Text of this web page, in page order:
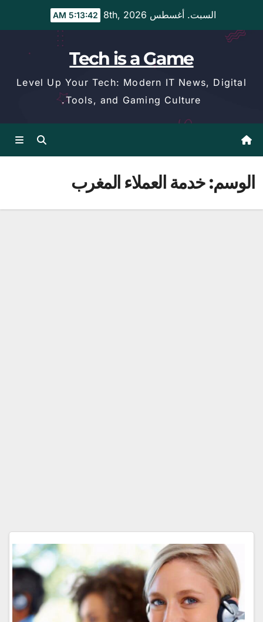
content
السبت. أغسطس 8th, 2026 5:13:43 AM
Tech is a Game
Level Up Your Tech: Modern IT News, Digital
Tools, and Gaming Culture.
الوسم:خدمة العملاء المغرب